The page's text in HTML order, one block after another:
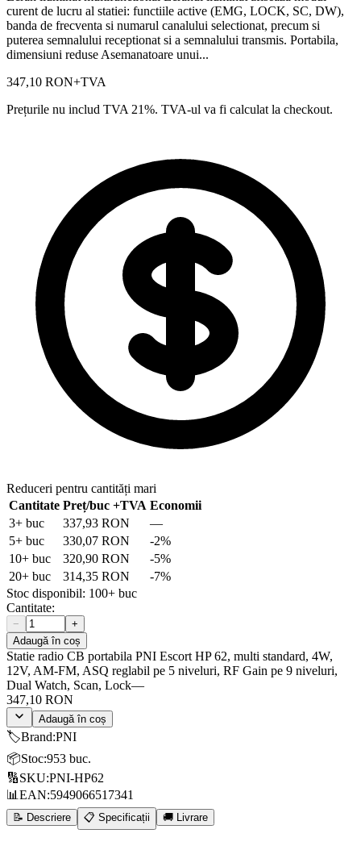
curent de lucru al statiei: functiile active (EMG, LOCK, SC, DW),
banda de frecventa si numarul canalului selectionat, precum si
puterea semnalului receptionat si a semnalului transmis. Portabila,
dimensiuni reduse Asemanatoare unui...
347,10 RON+TVA
Prețurile nu includ TVA 21%. TVA-ul va fi calculat la checkout.
Reduceri pentru cantități mari
Cantitate Preț/buc +TVA Economii
3+ buc 337,93 RON
—
5+ buc 330,07 RON -2%
10+ buc 320,90 RON -5%
20+ buc 314,35 RON -7%
Stoc disponibil: 100+ buc
Cantitate:
−
+
Adaugă în coș
Statie radio CB portabila PNI Escort HP 62, multi standard, 4W,
12V, AM-FM, ASQ reglabil pe 5 niveluri, RF Gain pe 9 niveluri,
Dual Watch, Scan, Lock—
347,10 RON
Adaugă în coș
🏷️Brand:PNI
📦Stoc:953 buc.
🔢SKU:PNI-HP62
📊 EAN:5949066517341
📝 Descriere 📋 Specificații 🚚 Livrare